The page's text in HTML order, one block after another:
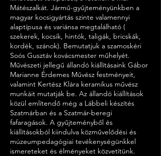
Mátészalkát. Jármű-gyűjteményünkben a
magyar kocsigyártás szinte valamennyi
alaptípusa és variánsa megtalálható (
szekerek, kocsik, hintók, taligák, bricskák,
kordék, szánok). Bemutatjuk a szamoskéri
Soós Gusztáv kovácsmester műhelyét.
Művészeti jellegű állandó kiállításaink Gábor
Marianne Érdemes Művész festményeit,
valamint Kertész Klára keramikus művész
munkáit mutatják be. Az állandó kiállítások
közül említendő még a Lábbeli készítés
Szatmárban és a Szatmár-beregi
fafaragások. A gyűjteményből és
kiállításokból kiindulva közművelődési és
múzeumpedagógiai tevékenységünkkel
ismereteket és élményeket közvetítünk.